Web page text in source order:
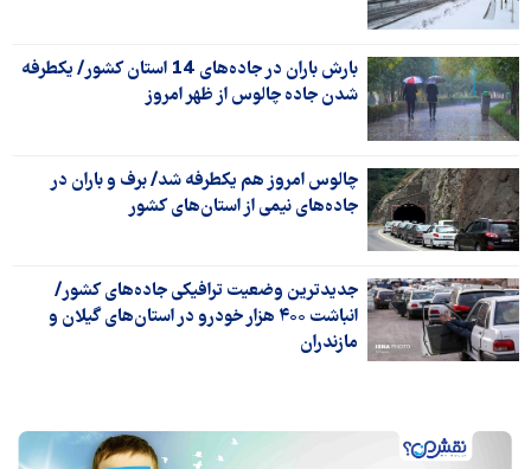
بارش باران در جاده‌های 14 استان کشور/ یکطرفه
شدن جاده چالوس از ظهر امروز
چالوس امروز هم یکطرفه شد/ برف و باران در
جاده‌های نیمی از استان‌های کشور
جدیدترین وضعیت ترافیکی جاده‌های کشور/
انباشت ۴۰۰ هزار خودرو در استان‌های گیلان و
مازندران